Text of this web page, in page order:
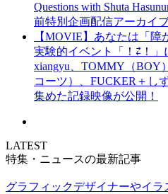
Questions with Shuta
前特別企画配信アーカイ
【MOVIE】あなたは「障
実験的イベント「！⇄！」
xiangyu、TOMMY（BOY
コーツ）、FUCKER＋し
集めた記録映像が公開！
LATEST
特集・ニュースの最新記事
グラフィックデザイナーやイラ